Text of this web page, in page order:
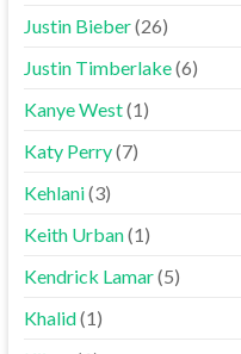
Justin Bieber(26)
Justin Timberlake(6)
Kanye West(1)
Katy Perry(7)
Kehlani(3)
Keith Urban(1)
Kendrick Lamar(5)
Khalid(1)